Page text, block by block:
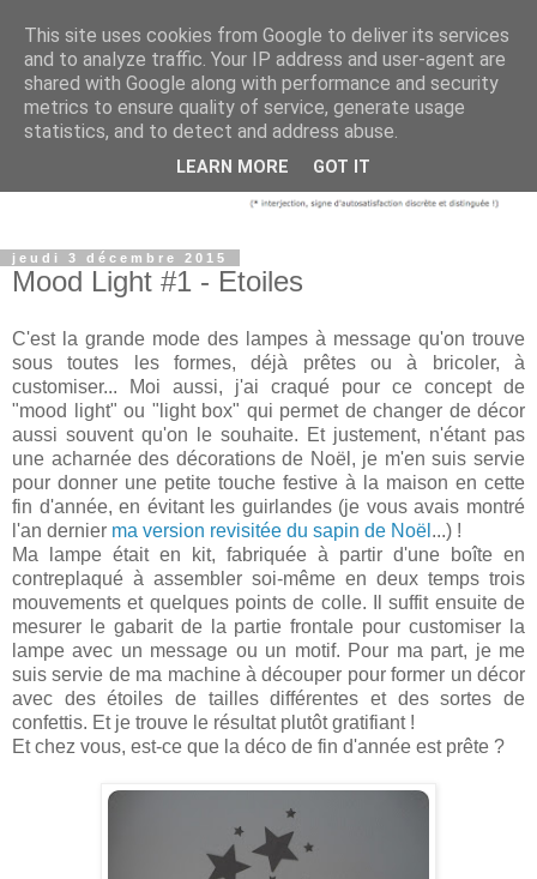
jeudi 3 décembre 2015
Mood Light #1 - Etoiles
C'est la grande mode des lampes à message qu'on trouve
sous toutes les formes, déjà prêtes ou à bricoler, à
customiser... Moi aussi, j'ai craqué pour ce concept de
"mood light" ou "light box" qui permet de changer de décor
aussi souvent qu'on le souhaite. Et justement, n'étant pas
une acharnée des décorations de Noël, je m'en suis servie
pour donner une petite touche festive à la maison en cette
fin d'année, en évitant les guirlandes (je vous avais montré
l'an dernier ma version revisitée du sapin de Noël ...) !
Ma lampe était en kit, fabriquée à partir d'une boîte en
contreplaqué à assembler soi-même en deux temps trois
mouvements et quelques points de colle. Il suffit ensuite de
mesurer le gabarit de la partie frontale pour customiser la
lampe avec un message ou un motif. Pour ma part, je me
suis servie de ma machine à découper pour former un décor
avec des étoiles de tailles différentes et des sortes de
confettis. Et je trouve le résultat plutôt gratifiant !
Et chez vous, est-ce que la déco de fin d'année est prête ?
This site uses cookies from Google to deliver its services
and to analyze traffic. Your IP address and user-agent are
shared with Google along with performance and security
metrics to ensure quality of service, generate usage
statistics, and to detect and address abuse.
LEARN MORE GOT IT